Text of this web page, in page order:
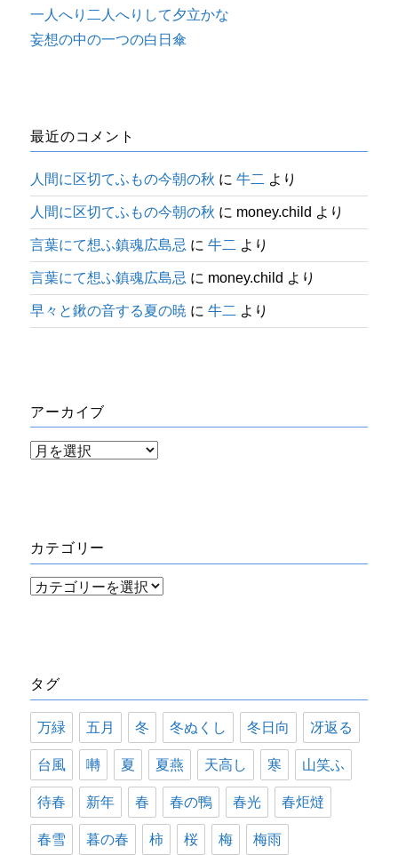
一人へり二人へりして夕立かな
妄想の中の一つの白日傘
最近のコメント
人間に区切てふもの今朝の秋 に牛二 より
人間に区切てふもの今朝の秋 に money.child より
言葉にて想ふ鎮魂広島忌 に牛二 より
言葉にて想ふ鎮魂広島忌 に money.child より
早々と鍬の音する夏の暁 に牛二 より
アーカイブ
ア
ブ
カテゴリー
カ
ー
タグ
万緑 五月 冬 冬ぬくし 冬日向 冴返る
台風 囀 夏 夏燕 天高し 寒 山笑ふ
待春 新年 春 春の鴨 春光 春炬燵
春雪 暮の春 柿 桜 梅 梅雨